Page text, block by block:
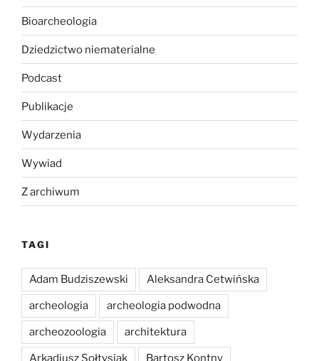
Bioarcheologia
Dziedzictwo niematerialne
Podcast
Publikacje
Wydarzenia
Wywiad
Z archiwum
TAGI
Adam Budziszewski Aleksandra Cetwińska
archeologia archeologia podwodna
archeozoologia architektura
Arkadiusz Sołtysiak Bartosz Kontny